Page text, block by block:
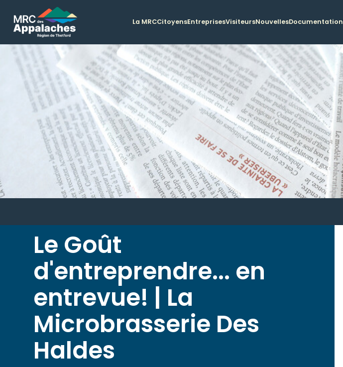
La MRCCitoyensEntreprisesVisiteursNouvellesDocumentation
Le Goût
d'entreprendre... en
entrevue! | La
Microbrasserie Des
Haldes